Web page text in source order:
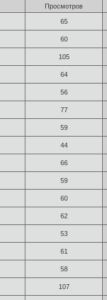
Просмотров
65
60
105
64
56
77
59
44
66
59
60
62
53
61
58
107